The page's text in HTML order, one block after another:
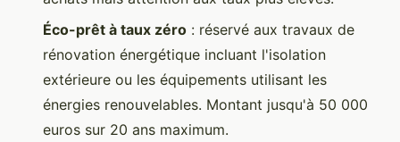
Éco-prêt à taux zéro : réservé aux travaux de
rénovation énergétique incluant l'isolation
extérieure ou les équipements utilisant les
énergies renouvelables. Montant jusqu'à 50 000
euros sur 20 ans maximum.